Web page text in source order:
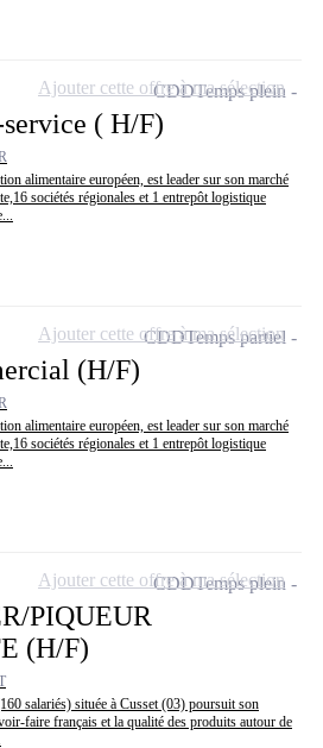
( H/F)
alimentaire européen, est leader sur son marché
sociétés régionales et 1 entrepôt logistique
CDDTemps plein
Ajouter cette offre à ma sélection
(H/F)
alimentaire européen, est leader sur son marché
sociétés régionales et 1 entrepôt logistique
CDDTemps partiel
Ajouter cette offre à ma sélection
PIQUEUR
(H/F)
salariés) située à Cusset (03) poursuit son
faire français et la qualité des produits autour de
CDDTemps plein
Ajouter cette offre à ma sélection